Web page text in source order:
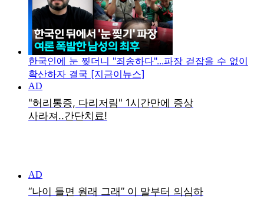
한국인에 눈 찢더니 "죄송하다"...파장 걷잡을 수 없이
확산하자 결국 [지금이뉴스]